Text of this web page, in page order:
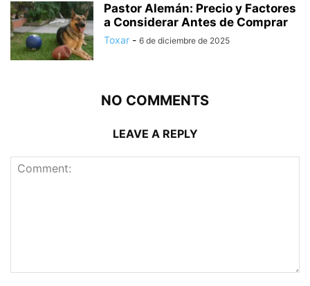
Pastor Alemán: Precio y Factores
a Considerar Antes de Comprar
Toxar - 6 de diciembre de 2025
NO COMMENTS
LEAVE A REPLY